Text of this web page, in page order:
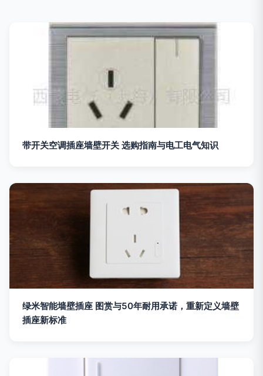
带开关空调插座墙壁开关 选购指南与电工电气知识
绿米智能墙壁插座 图赏与50年耐用承诺，重新定义墙壁
插座新标准